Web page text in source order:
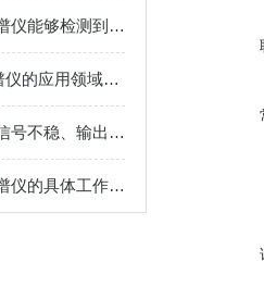
金属元素分析仪光谱仪能够检测到极低浓度的金属元素
X射线荧光手持光谱仪的应用领域及优势体现
接触式位移传感器信号不稳、输出跳变的常见原因与处理
便携式手持荧光光谱仪的具体工作流程及应用场景